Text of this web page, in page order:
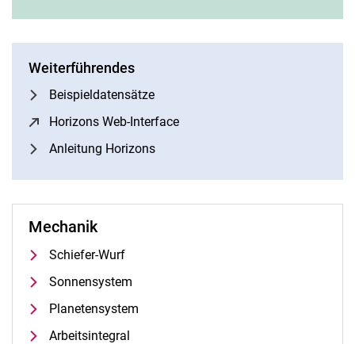
Weiterführendes
Beispieldatensätze
Horizons Web-Interface
Anleitung Horizons
Mechanik
Schiefer-Wurf
Sonnensystem
Planetensystem
Arbeitsintegral